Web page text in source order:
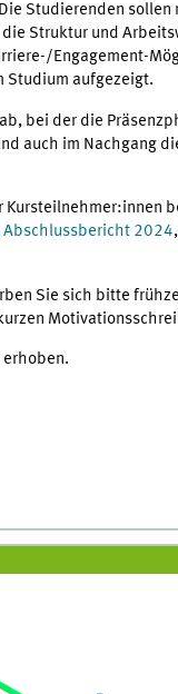
Studierenden sollen
Struktur und
Engagement-
Studium aufgezeigt.
bei der die
auch im Nachgang
Abschlussbericht 2024
Sie sich bitte
erhoben.